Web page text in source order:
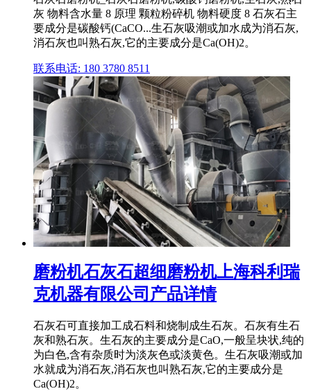
灰 物料含水量 8 原理 颗粒粉碎机 物料硬度 8 石灰石主
要成分是碳酸钙(CaCO...生石灰吸潮或加水成为消石灰,
消石灰也叫熟石灰,它的主要成分是Ca(OH)2。
联系电话: 180 3780 8511
磨粉机石灰石超细磨粉机上海科利瑞
克机器有限公司产品详情
石灰石可直接加工成石料和烧制成生石灰。石灰有生石
灰和熟石灰。生石灰的主要成分是CaO,一般呈块状,纯的
为白色,含有杂质时为淡灰色或淡黄色。生石灰吸潮或加
水就成为消石灰,消石灰也叫熟石灰,它的主要成分是
Ca(OH)2。